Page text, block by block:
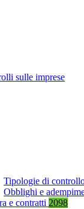
sulle imprese
Tipologie di
Obblighi e
e contratti 2098